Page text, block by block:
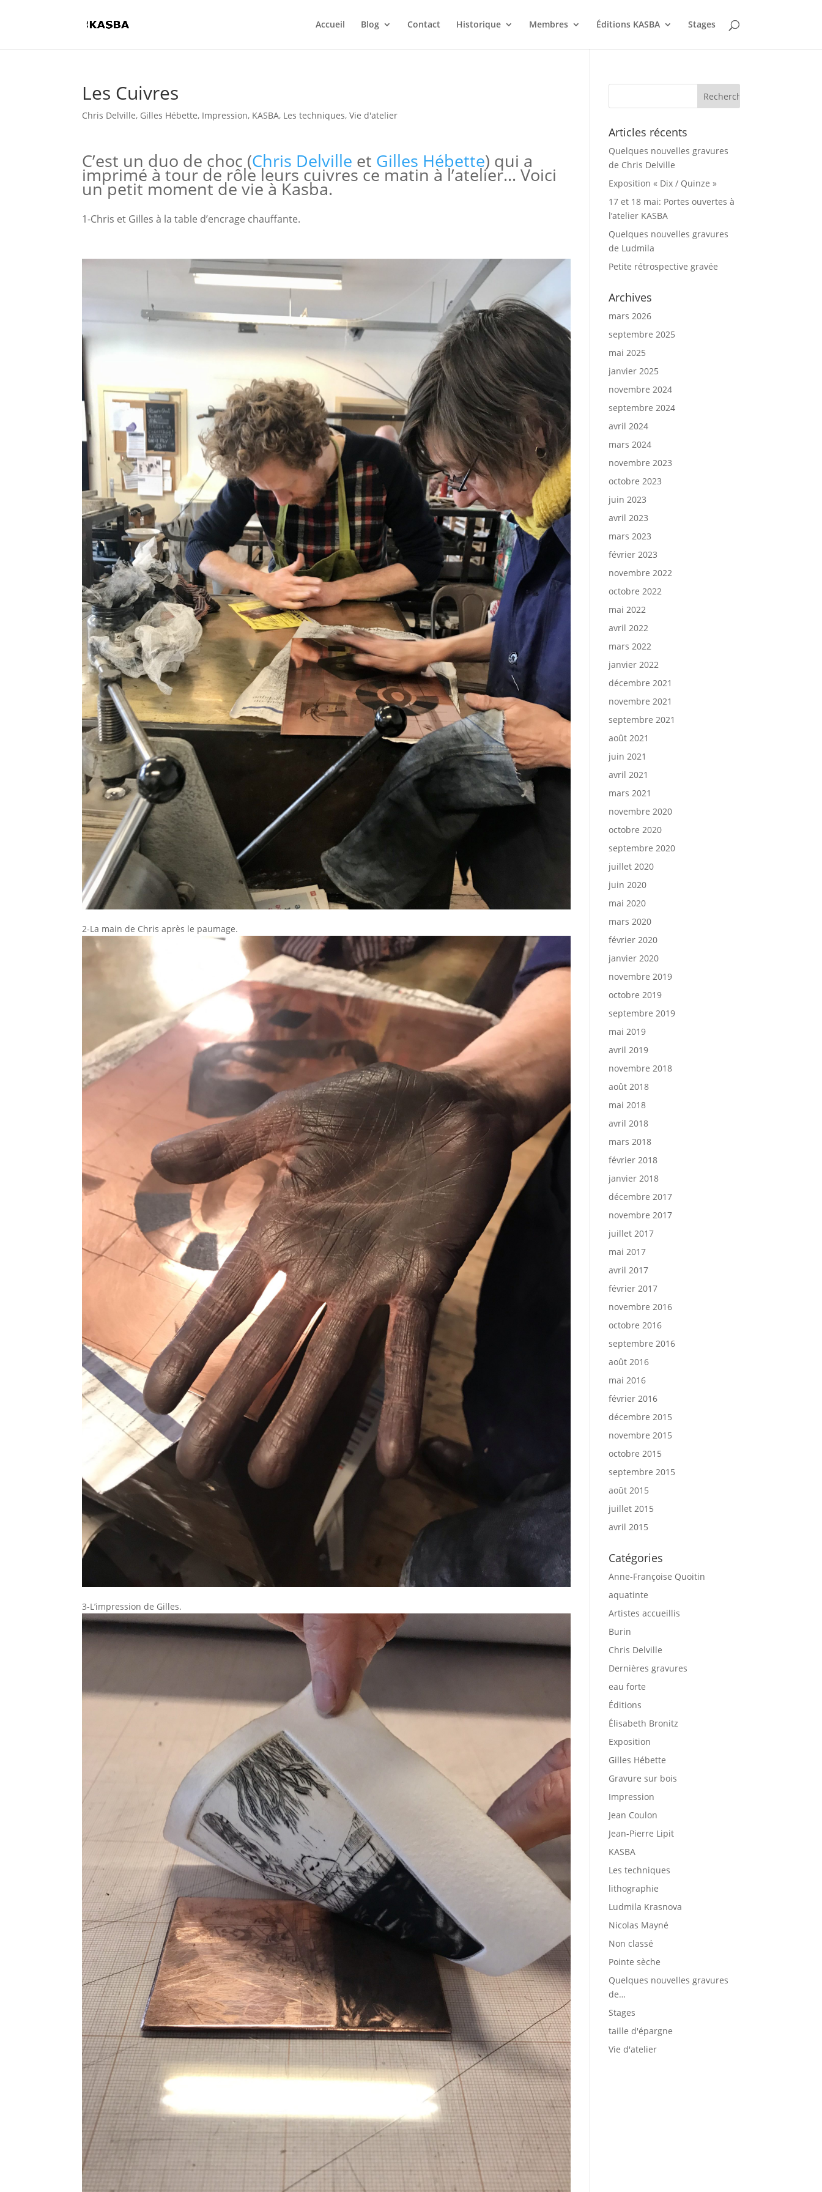
Accueil Blog Contact Historique Membres Éditions KASBA Stages
Les Cuivres
Chris Delville, Gilles Hébette, Impression, KASBA, Les techniques,Vie d'atelier
C’est un duo de choc (Chris Delville et Gilles Hébette) qui a
imprimé à tour de rôle leurs cuivres ce matin à l’atelier… Voici
un petit moment de vie à Kasba.
1-Chris et Gilles à la table d’encrage chauffante.
2-La main de Chris après le paumage.
3-L’impression de Gilles.
Articles récents
Quelques nouvelles gravures
de Chris Delville
Exposition « Dix / Quinze »
17 et 18 mai: Portes ouvertes à
l’atelier KASBA
Quelques nouvelles gravures
de Ludmila
Petite rétrospective gravée
Archives
mars 2026
septembre 2025
mai 2025
janvier 2025
novembre 2024
septembre 2024
avril 2024
mars 2024
novembre 2023
octobre 2023
juin 2023
avril 2023
mars 2023
février 2023
novembre 2022
octobre 2022
mai 2022
avril 2022
mars 2022
janvier 2022
décembre 2021
novembre 2021
septembre 2021
août 2021
juin 2021
avril 2021
mars 2021
novembre 2020
octobre 2020
septembre 2020
juillet 2020
juin 2020
mai 2020
mars 2020
février 2020
janvier 2020
novembre 2019
octobre 2019
septembre 2019
mai 2019
avril 2019
novembre 2018
août 2018
mai 2018
avril 2018
mars 2018
février 2018
janvier 2018
décembre 2017
novembre 2017
juillet 2017
mai 2017
avril 2017
février 2017
novembre 2016
octobre 2016
septembre 2016
août 2016
mai 2016
février 2016
décembre 2015
novembre 2015
octobre 2015
septembre 2015
août 2015
juillet 2015
avril 2015
Catégories
Anne-Françoise Quoitin
aquatinte
Artistes accueillis
Burin
Chris Delville
Dernières gravures
eau forte
Éditions
Élisabeth Bronitz
Exposition
Gilles Hébette
Gravure sur bois
Impression
Jean Coulon
Jean-Pierre Lipit
KASBA
Les techniques
lithographie
Ludmila Krasnova
Nicolas Mayné
Non classé
Pointe sèche
Quelques nouvelles gravures
de…
Stages
taille d'épargne
Vie d'atelier